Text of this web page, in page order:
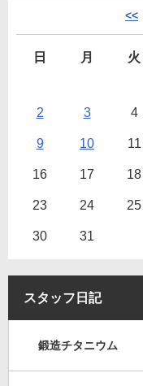
<<
日 月 火
2 3 4
9 10 11
16 17 18
23 24 25
30 31
スタッフ日記
鍛造チタニウム